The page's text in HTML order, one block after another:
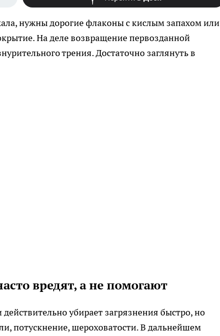
нужны дорогие флаконы с кислым запахом или
На деле возвращение первозданной
трения. Достаточно заглянуть в
вредят, а не помогают
убирает загрязнения быстро, но
потускнение, шероховатости. В дальнейшем